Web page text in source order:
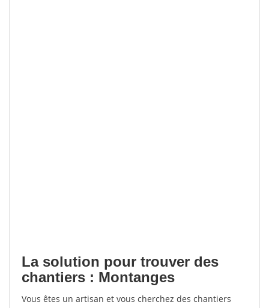
La solution pour trouver des
chantiers : Montanges
Vous êtes un artisan et vous cherchez des chantiers